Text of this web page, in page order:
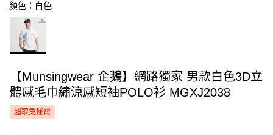
顏色：白色
【Munsingwear 企鵝】網路獨家 男款白色3D立
體感毛巾繡涼感短袖POLO衫 MGXJ2038
超取免運費